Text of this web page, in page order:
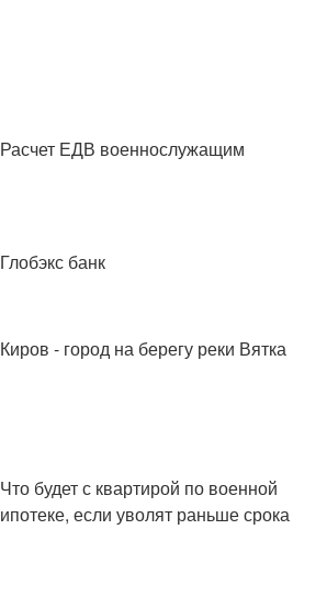
Расчет ЕДВ военнослужащим
Глобэкс банк
Киров - город на берегу реки Вятка
Что будет с квартирой по военной
ипотеке, если уволят раньше срока